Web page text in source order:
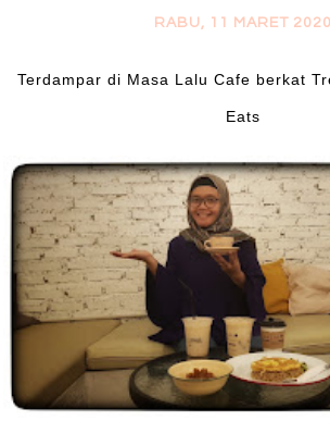
RABU, 11 MARET 2020
Terdampar di Masa Lalu Cafe berkat
Eats